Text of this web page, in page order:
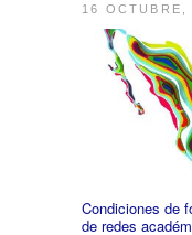
16 OCTUBRE,
Condiciones de
de redes